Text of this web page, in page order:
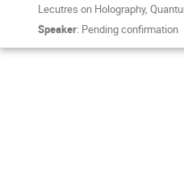
Lecutres on Holography,
Speaker: Pending confirmation